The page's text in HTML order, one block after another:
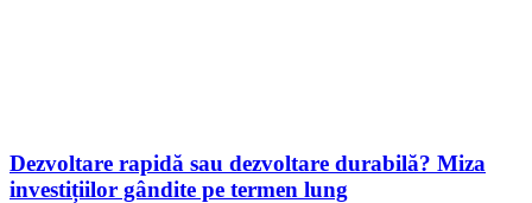
Dezvoltare rapidă sau dezvoltare durabilă? Miza
investițiilor gândite pe termen lung